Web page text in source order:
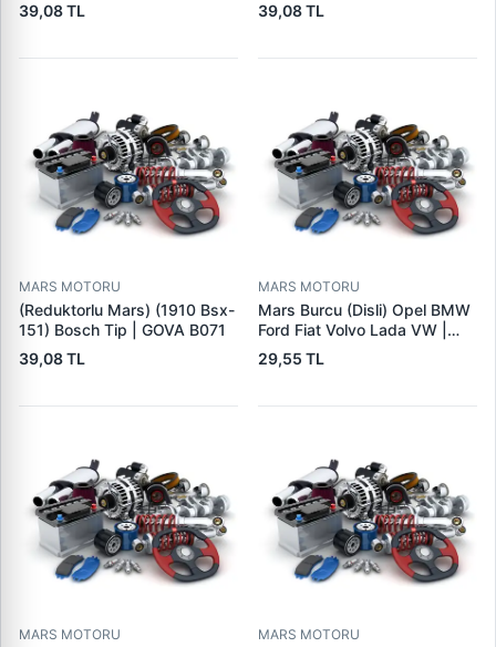
39,08 TL
39,08 TL
MARS MOTORU
(Reduktorlu Mars) (1910 Bsx-
151) Bosch Tip | GOVA B071
39,08 TL
MARS MOTORU
Mars Burcu (Disli) Opel BMW
Ford Fiat Volvo Lada VW |
GOVA B090
29,55 TL
MARS MOTORU MARS MOTORU